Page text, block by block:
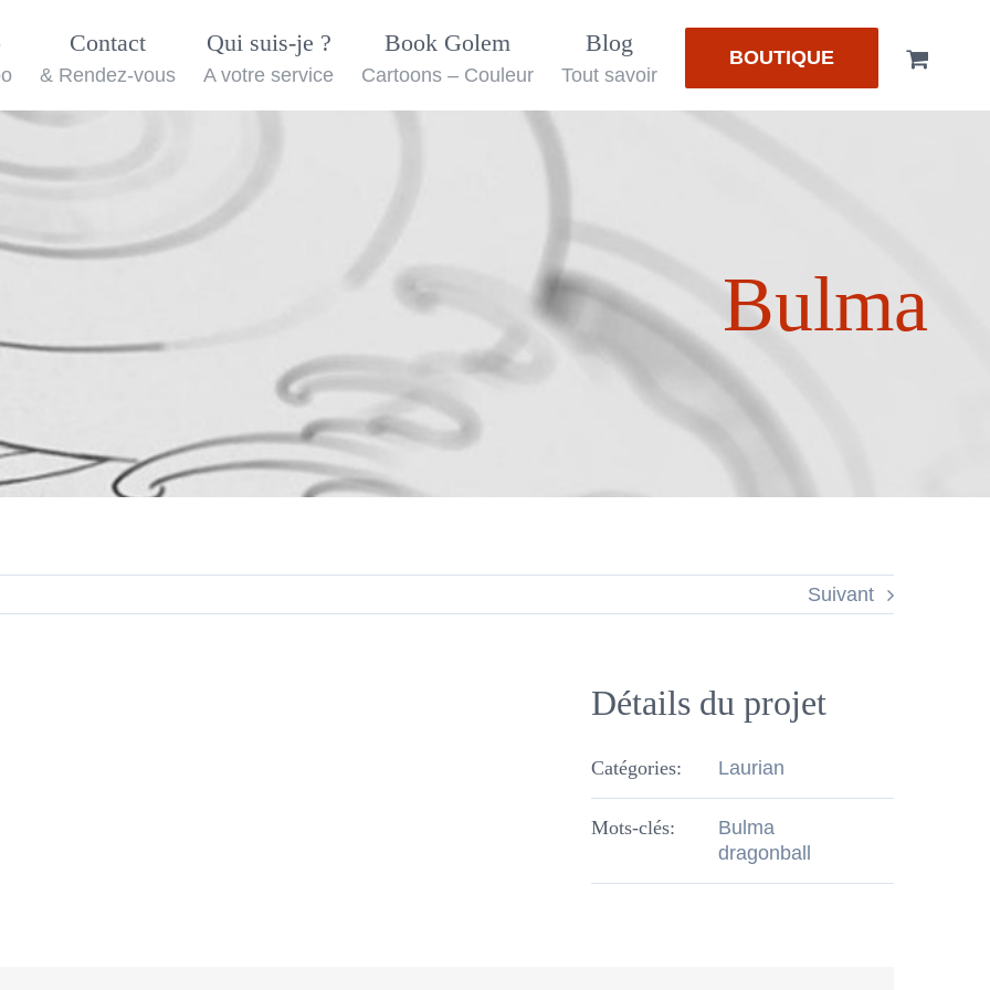
Contact
& Rendez-vous
Qui suis-je ?
A votre service
Book Golem
Cartoons – Couleur
Blog
Tout savoir
BOUTIQUE
Bulma
Suivant
Détails du projet
Catégories: Laurian
Mots-clés:
Bulma
dragonball